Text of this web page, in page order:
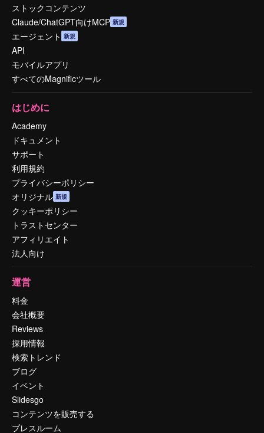
ストックコンテンツ
Claude/ChatGPT向けMCP 新規
エージェント 新規
API
モバイルアプリ
すべてのMagnificツール
はじめに
Academy
ドキュメント
サポート
利用規約
プライバシーポリシー
オリジナル 新規
クッキーポリシー
トラストセンター
アフィリエイト
法人向け
運営
料金
会社概要
Reviews
採用情報
検索トレンド
ブログ
イベント
Slidesgo
コンテンツを販売する
プレスルーム